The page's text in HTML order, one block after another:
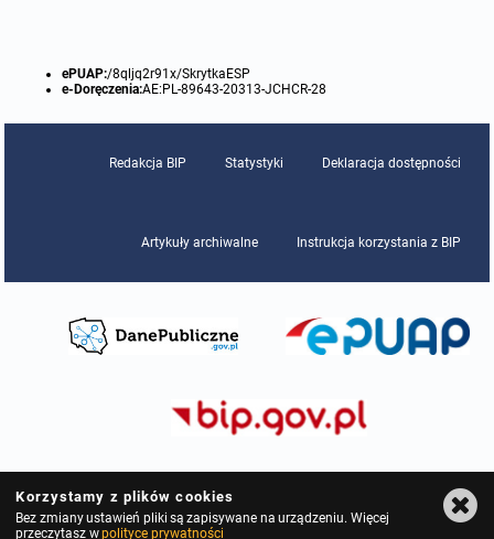
ePUAP:/8qljq2r91x/SkrytkaESP
e-Doręczenia:AE:PL-89643-20313-JCHCR-28
Redakcja BIP Statystyki Deklaracja dostępności
Artykuły archiwalne Instrukcja korzystania z BIP
Korzystamy z plików cookies
Bez zmiany ustawień pliki są zapisywane na urządzeniu. Więcej
przeczytasz wpolityce prywatności